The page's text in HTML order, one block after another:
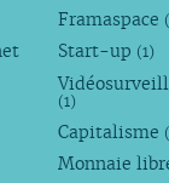
Framaspace
Start-up (1)
(1)
Capitalisme
Monnaie